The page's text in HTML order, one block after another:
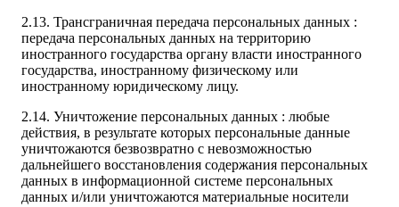
2.13. Трансграничная передача персональных данных :
передача персональных данных на территорию
иностранного государства органу власти иностранного
государства, иностранному физическому или
иностранному юридическому лицу.
2.14. Уничтожение персональных данных : любые
действия, в результате которых персональные данные
уничтожаются безвозвратно с невозможностью
дальнейшего восстановления содержания персональных
данных в информационной системе персональных
данных и/или уничтожаются материальные носители